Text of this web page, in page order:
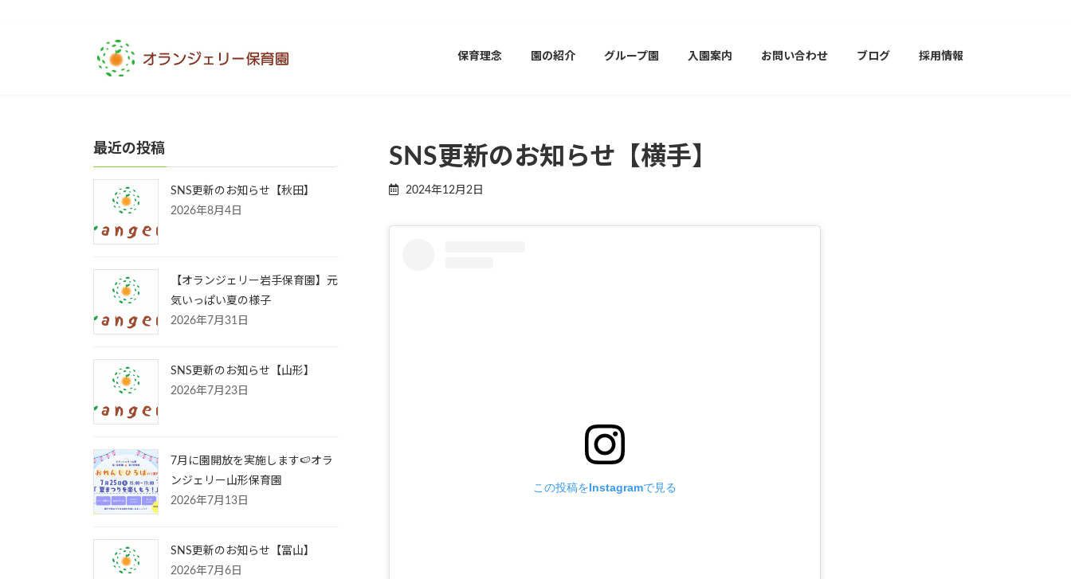
保育理念 園の紹介 グループ園 入園案内 お問い合わせ ブログ 採用情報
SNS更新のお知らせ【横手】
2024年12月2日
この投稿をInstagramで見る
最近の投稿
SNS更新のお知らせ【秋田】
2026年8月4日
【オランジェリー岩手保育園】元
気いっぱい夏の様子
2026年7月31日
SNS更新のお知らせ【山形】
2026年7月23日
7月に園開放を実施します🍉オラ
ンジェリー山形保育園
2026年7月13日
SNS更新のお知らせ【富山】
2026年7月6日